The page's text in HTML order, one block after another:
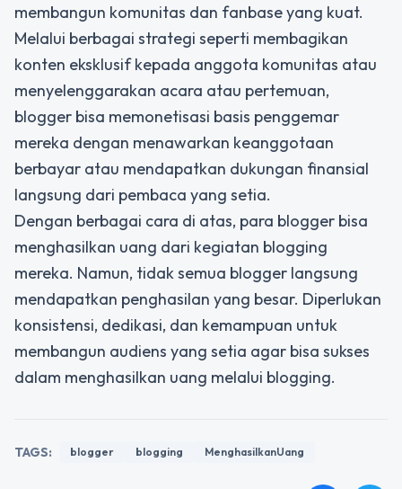
membangun komunitas dan fanbase yang kuat.
Melalui berbagai strategi seperti membagikan
konten eksklusif kepada anggota komunitas atau
menyelenggarakan acara atau pertemuan,
blogger bisa memonetisasi basis penggemar
mereka dengan menawarkan keanggotaan
berbayar atau mendapatkan dukungan finansial
langsung dari pembaca yang setia.
Dengan berbagai cara di atas, para blogger bisa
menghasilkan uang dari kegiatan blogging
mereka. Namun, tidak semua blogger langsung
mendapatkan penghasilan yang besar. Diperlukan
konsistensi, dedikasi, dan kemampuan untuk
membangun audiens yang setia agar bisa sukses
dalam menghasilkan uang melalui blogging.
TAGS: blogger blogging MenghasilkanUang